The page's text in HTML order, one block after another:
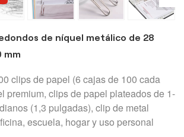
de níquel metálico de 28
mm
clips de papel (6 cajas de 100 cada
premium, clips de papel plateados de 1-
(1,3 pulgadas), clip de metal
escuela, hogar y uso personal